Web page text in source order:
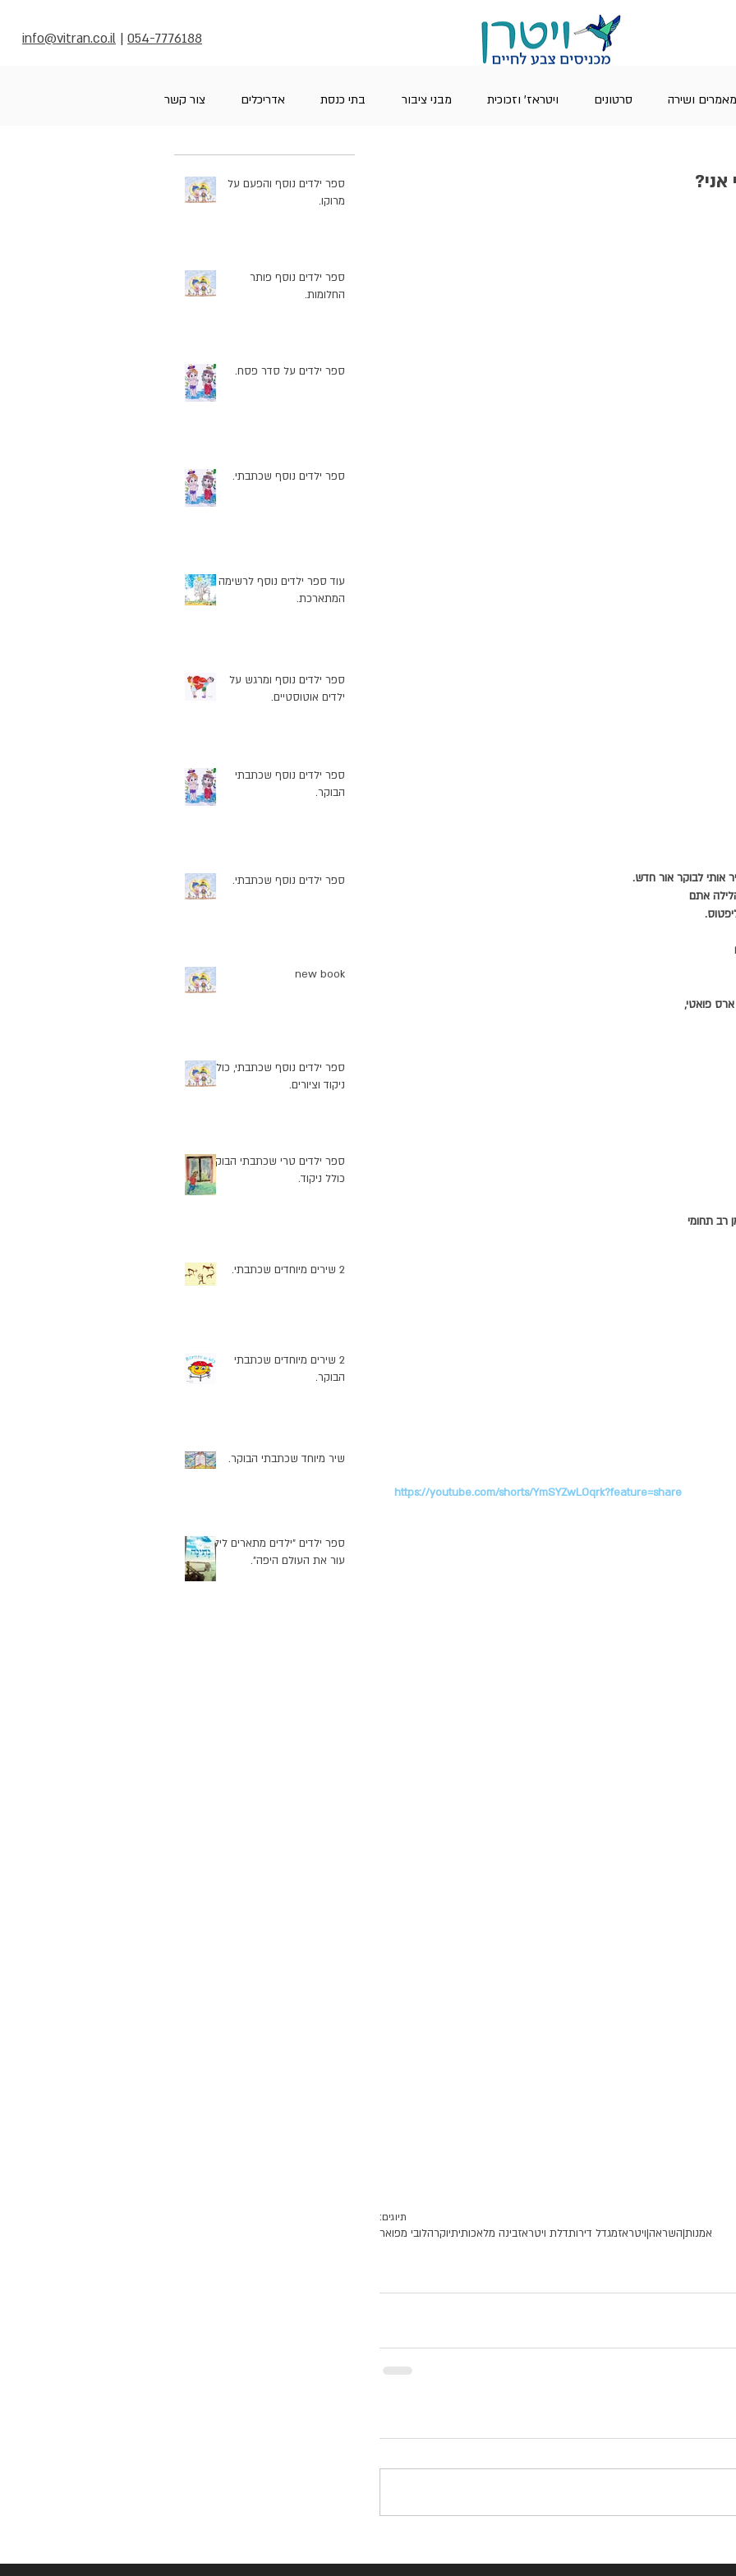
info@vitran.co.il | 054-7776188
מאמרים ושירה סרטונים ויטראז' וזכוכית מבני ציבור בתי כנסת אדריכלים צור קשר
ספר ילדים נוסף והפעם על
מרוקו.
ספר ילדים נוסף פותר
החלומות.
ספר ילדים על סדר פסח.
ספר ילדים נוסף שכתבתי.
עוד ספר ילדים נוסף לרשימה
המתארכת.
ספר ילדים נוסף ומרגש על
ילדים אוטוסטיים.
ספר ילדים נוסף שכתבתי
הבוקר.
ספר ילדים נוסף שכתבתי.
new book
ספר ילדים נוסף שכתבתי, כולל
ניקוד וציורים.
ספר ילדים טרי שכתבתי הבוקר
כולל ניקוד.
2 שירים מיוחדים שכתבתי.
2 שירים מיוחדים שכתבתי
הבוקר.
שיר מיוחד שכתבתי הבוקר.
ספר ילדים "ילדים מתארים לילד
עור את העולם היפה".
אותי לבוקר אור חדש.
אתם
פואטי,
רב תחומי
https://youtube.com/shorts/YmSYZwLOqrk?feature=share
תיוגים:
אמנות|השראה|ויטראזמגדל דירותדלת ויטראזבינה מלאכותיתיוקרהלובי מפואר